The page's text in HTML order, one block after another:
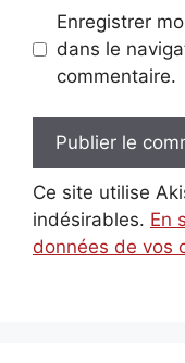
Enregistrer
dans le
commentaire.
Ce site utilise
indésirables. En
données de vos